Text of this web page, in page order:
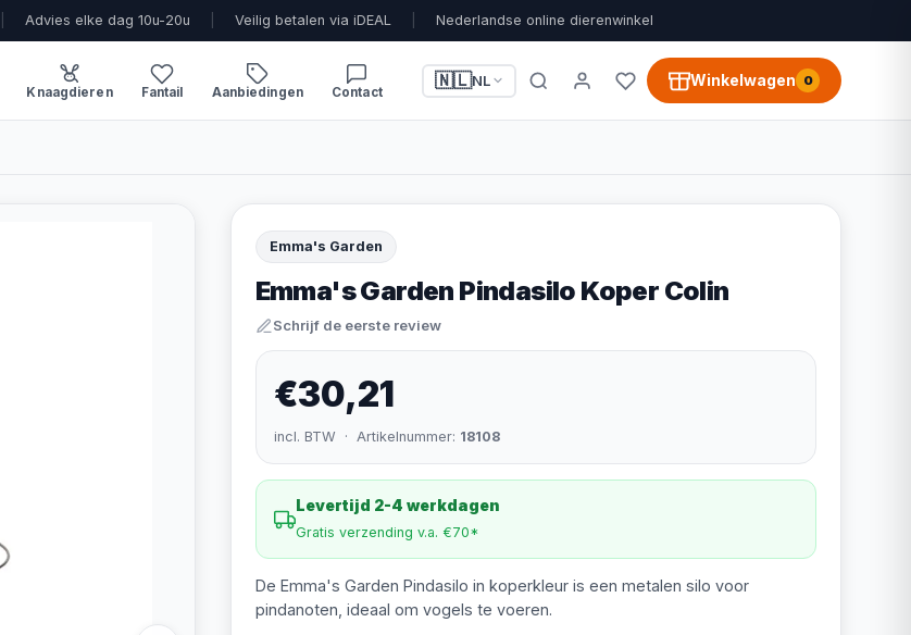
Advies elke dag 10u-20u Veilig betalen via iDEAL Nederlandse online dierenwinkel
Knaagdieren Fantail Aanbiedingen Contact
🇳🇱NL Winkelwagen 0
Emma's Garden
Emma's Garden Pindasilo Koper Colin
Schrijf de eerste review
€30,21
incl. BTW · Artikelnummer: 18108
Levertijd 2-4 werkdagen
Gratis verzending v.a. €70*
De Emma's Garden Pindasilo in koperkleur is een metalen silo voor
pindanoten, ideaal om vogels te voeren.